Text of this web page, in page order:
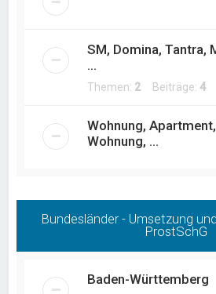
SM, Domina, Tantra,
...
Themen: 2Beiträge:4
Wohnung,
Wohnung, ...
Bundesländer - Umsetzung
ProstSchG
Baden-Württemberg